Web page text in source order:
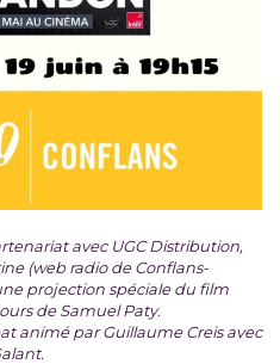
avec UGC Distribution,
(web radio de Conflans-
projection spéciale du film
de Samuel Paty.
animé par Guillaume Creis avec